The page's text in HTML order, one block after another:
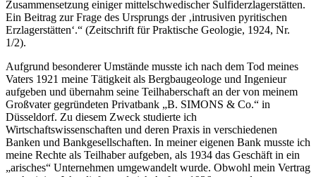
Zusammensetzung einiger mittelschwedischer Sulfiderzlagerstätten.
Ein Beitrag zur Frage des Ursprungs der ‚intrusiven pyritischen
Erzlagerstätten‘.“ (Zeitschrift für Praktische Geologie, 1924, Nr.
1/2).
Aufgrund besonderer Umstände musste ich nach dem Tod meines
Vaters 1921 meine Tätigkeit als Bergbaugeologe und Ingenieur
aufgeben und übernahm seine Teilhaberschaft an der von meinem
Großvater gegründeten Privatbank „B. SIMONS & Co.“ in
Düsseldorf. Zu diesem Zweck studierte ich
Wirtschaftswissenschaften und deren Praxis in verschiedenen
Banken und Bankgesellschaften. In meiner eigenen Bank musste ich
meine Rechte als Teilhaber aufgeben, als 1934 das Geschäft in ein
„arisches“ Unternehmen umgewandelt wurde. Obwohl mein Vertrag